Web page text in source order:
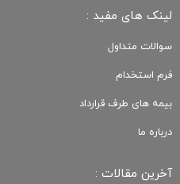
لینک های مفید :
سوالات متداول
فرم استخدام
بیمه های طرف قرارداد
درباره ما
آخرین مقالات :